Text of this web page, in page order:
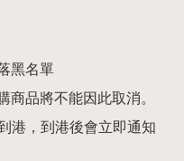
黑名單
品將不能因此取消。
港，到港後會立即通知